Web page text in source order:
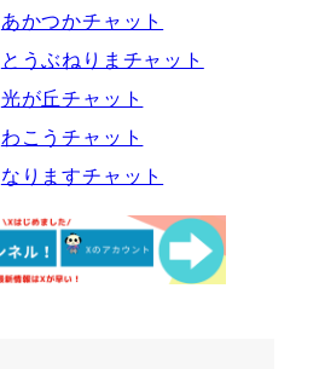
あかつかチャット
とうぶねりまチャット
光が丘チャット
わこうチャット
なりますチャット